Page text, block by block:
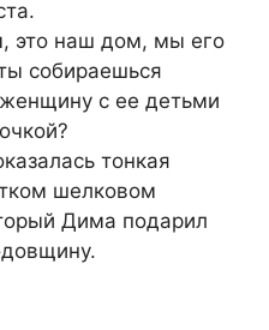
это наш дом, мы его
собираешься
с ее детьми
тонкая
шелковом
Дима подарил